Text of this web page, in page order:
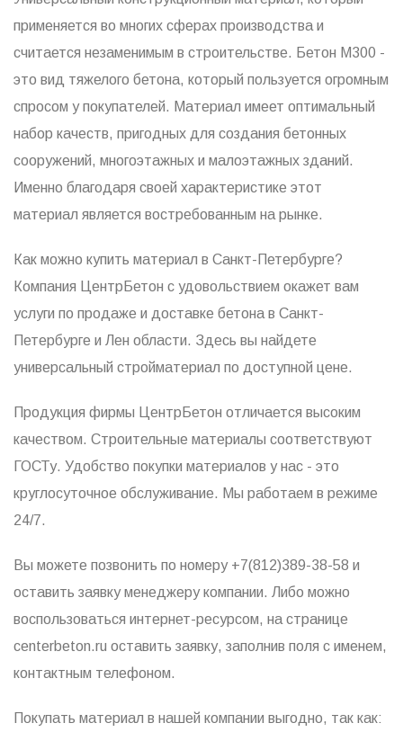
применяется во многих сферах производства и
считается незаменимым в строительстве. Бетон М300 -
это вид тяжелого бетона, который пользуется огромным
спросом у покупателей. Материал имеет оптимальный
набор качеств, пригодных для создания бетонных
сооружений, многоэтажных и малоэтажных зданий.
Именно благодаря своей характеристике этот
материал является востребованным на рынке.
Как можно купить материал в Санкт-Петербурге?
Компания ЦентрБетон с удовольствием окажет вам
услуги по продаже и доставке бетона в Санкт-
Петербурге и Лен области. Здесь вы найдете
универсальный стройматериал по доступной цене.
Продукция фирмы ЦентрБетон отличается высоким
качеством. Строительные материалы соответствуют
ГОСТу. Удобство покупки материалов у нас - это
круглосуточное обслуживание. Мы работаем в режиме
24/7.
Вы можете позвонить по номеру +7(812)389-38-58 и
оставить заявку менеджеру компании. Либо можно
воспользоваться интернет-ресурсом, на странице
centerbeton.ru оставить заявку, заполнив поля с именем,
контактным телефоном.
Покупать материал в нашей компании выгодно, так как: